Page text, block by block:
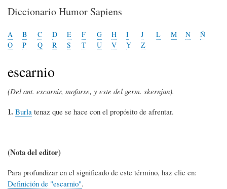
Diccionario Humor Sapiens
A B C D E F G H I J L M N
Ñ
O
P Q R S T U V Y Z
escarnio
(Del ant. escarnir, mofarse, y este del germ. skernjan).
1. Burla tenaz que se hace con el propósito de afrentar.
(Nota del editor)
Para profundizar en el significado de este término, haz clic en:
Definición de "escarnio".